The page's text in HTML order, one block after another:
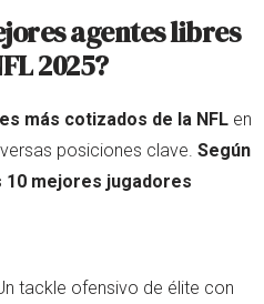
agentes libres
2025?
más cotizados de la NFL en
posiciones clave. Según
10 mejores jugadores
tackle ofensivo de élite con